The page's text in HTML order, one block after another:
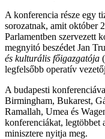
A konferencia része egy
sorozatnak, amit október
Parlamentben szervezett
megnyitó beszédet Jan
és kulturális főigazgatója
legfelsőbb operatív
A budapesti
Birmingham, Bukarest,
Ramallah, Umea és
konferenciákat, legtöbbet
minisztere nyitja meg.